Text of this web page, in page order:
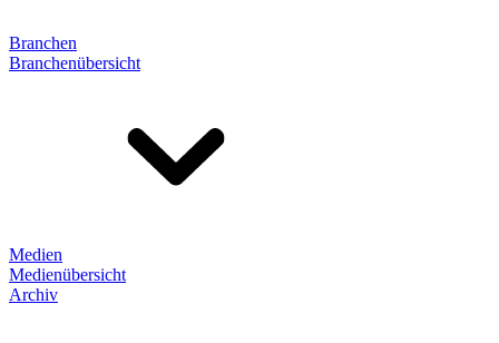
Branchen
Branchenübersicht
Medien
Medienübersicht
Archiv